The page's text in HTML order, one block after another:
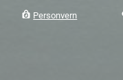
Personvern